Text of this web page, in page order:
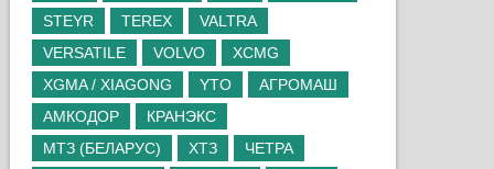
STEYR
TEREX
VALTRA
VERSATILE
VOLVO
XCMG
XGMA / XIAGONG
YTO
АГРОМАШ
АМКОДОР
КРАНЭКС
МТЗ (БЕЛАРУС)
ХТЗ
ЧЕТРА